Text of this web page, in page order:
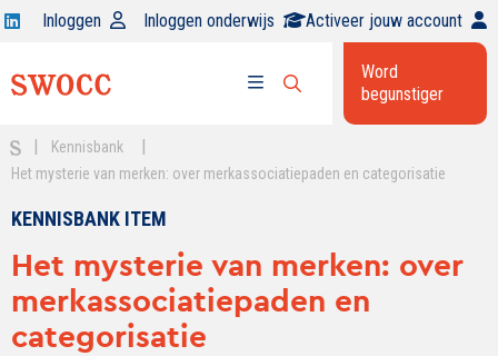
Open
op
Inloggen Inloggen onderwijs Activeer jouw account
Open
zoekbalk
Word
begunstiger
Kennisbank
Het mysterie van merken: over merkassociatiepaden en categorisatie
KENNISBANK ITEM
Het mysterie van merken: over
merkassociatiepaden en
categorisatie